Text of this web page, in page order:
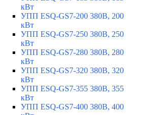
кВт
УПП ESQ-GS7-200 380В, 200
кВт
УПП ESQ-GS7-250 380В, 250
кВт
УПП ESQ-GS7-280 380В, 280
кВт
УПП ESQ-GS7-320 380В, 320
кВт
УПП ESQ-GS7-355 380В, 355
кВт
УПП ESQ-GS7-400 380В, 400